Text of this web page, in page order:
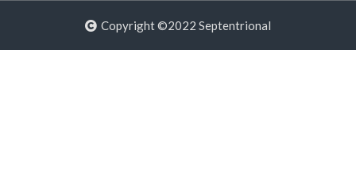
Copyright ©2022 Septentrional